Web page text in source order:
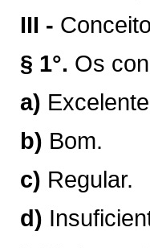
III -
§ 1°. Os
a)
b) Bom.
c) Regular.
d)